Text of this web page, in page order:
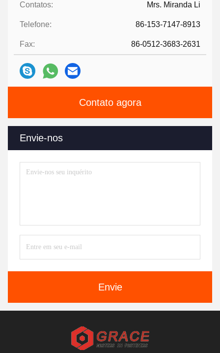
Contatos: Mrs. Miranda Li
Telefone: 86-153-7147-8913
Fax: 86-0512-3683-2631
Contato agora
Envie-nos
Envie